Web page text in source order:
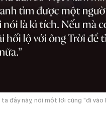
đây này, nói một lời cũng "đi